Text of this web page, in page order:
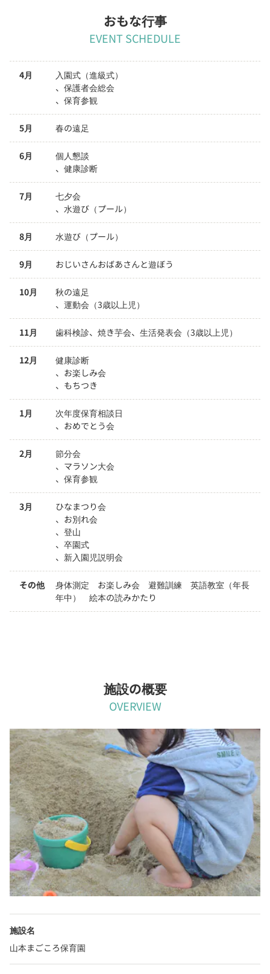
おもな行事
EVENT SCHEDULE
4月
入園式（進級式）
、保護者会総会
、保育参観
5月 春の遠足
6月
個人懇談
、健康診断
7月
七夕会
、水遊び（プール）
8月 水遊び（プール）
9月 おじいさんおばあさんと遊ぼう
10月
秋の遠足
、運動会（3歳以上児）
11月 歯科検診、焼き芋会、生活発表会（3歳以上児）
12月
健康診断
、お楽しみ会
、もちつき
1月
次年度保育相談日
、おめでとう会
2月
節分会
、マラソン大会
、保育参観
3月
ひなまつり会
、お別れ会
、登山
、卒園式
、新入園児説明会
その他
身体測定　お楽しみ会　避難訓練　英語教室（年長
年中）　絵本の読みかたり
施設の概要
OVERVIEW
施設名
山本まごころ保育園